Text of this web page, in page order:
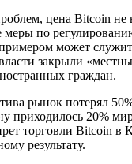
цена Bitcoin не
меры по
может
закрыли
граждан.
рынок потерял
приходилось 20%
торговли Bitcoin в
результату.